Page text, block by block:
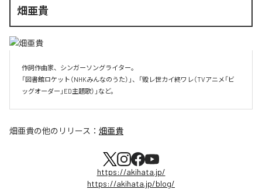
畑亜貴
作詞作曲家、シンガーソングライター。
「図書館ロケット（NHKみんなのうた）」、「毀レ世カイ終ワレ（TVアニメ「ビ
ッグオーダー」ED主題歌）」など。
畑亜貴の他のリリース： 畑亜貴
https://akihata.jp/
https://akihata.jp/blog/